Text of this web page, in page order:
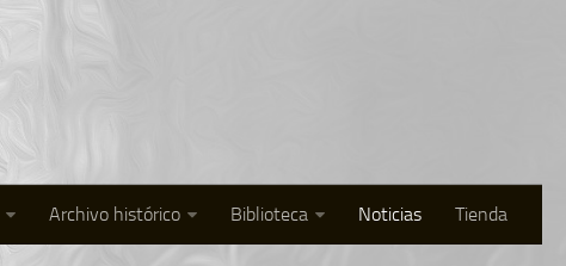
Archivo histórico Biblioteca Noticias Tienda